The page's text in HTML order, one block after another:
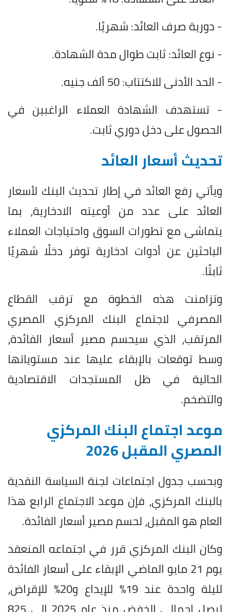
- دورية صرف العائد: شهريًا.
- نوع العائد: ثابت طوال مدة الشهادة.
- الحد الأدنى للاكتتاب: 50 ألف جنيه.
- تستهدف الشهادة العملاء الراغبين في
الحصول على دخل دوري ثابت.
تحديث أسعار العائد
ويأتي رفع العائد في إطار تحديث البنك لأسعار
العائد على عدد من أوعيته الادخارية، بما
يتماشى مع تطورات السوق واحتياجات العملاء
الباحثين عن أدوات ادخارية توفر دخلًا شهريًا
ثابتًا.
وتزامنت هذه الخطوة مع ترقب القطاع
المصرفي لاجتماع البنك المركزي المصري
المرتقب، الذي سيحسم مصير أسعار الفائدة،
وسط توقعات بالإبقاء عليها عند مستوياتها
الحالية في ظل المستجدات الاقتصادية
والتضخم.
موعد اجتماع البنك المركزي
المصري المقبل 2026
وبحسب جدول اجتماعات لجنة السياسة النقدية
بالبنك المركزي، فإن موعد الاجتماع الرابع هذا
العام هو المقبل، لحسم مصير أسعار الفائدة.
وكان البنك المركزي قرر في اجتماعه المنعقد
يوم 21 مايو الماضي الإبقاء على أسعار الفائدة
لليلة واحدة عند 19% للإيداع و20% للإقراض،